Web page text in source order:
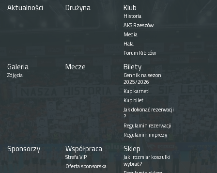
Aktualności Drużyna Klub
Historia
AKS Rzeszów
Media
Hala
Forum Kibiców
Galeria
Zdjęcia
Mecze Bilety
Cennik na sezon
2025/2026
Kup karnet!
Kup bilet
Jak dokonać rezerwacji
?
Regulamin rezerwacji
Regulamin imprezy
Sponsorzy Współpraca
Strefa VIP
Oferta sponsorska
Sklep
Jaki rozmiar koszulki
wybrać?